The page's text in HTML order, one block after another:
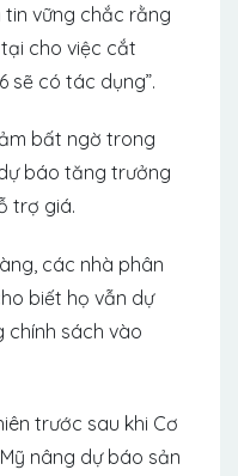
tin vững chắc rằng
cho việc cắt
sẽ có tác dụng”.
bất ngờ trong
báo tăng trưởng
trợ giá.
các nhà phân
biết họ vẫn dự
chính sách vào
trước sau khi Cơ
nâng dự báo sản